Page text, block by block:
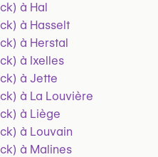
à Hal
à Hasselt
à Herstal
à Ixelles
à Jette
à La Louvière
à Liège
à Louvain
à Malines